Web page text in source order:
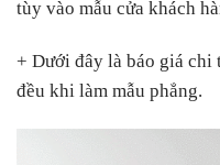
tùy vào mẫu cửa khách
+ Dưới đây là báo giá chi
đều khi làm mẫu phẳng.